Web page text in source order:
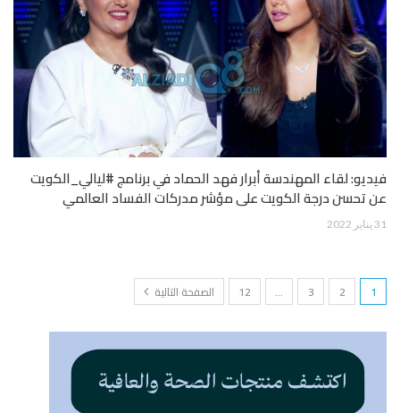
فيديو: لقاء المهندسة أبرار فهد الحماد في برنامج #ليالي_الكويت
عن تحسن درجة الكويت على مؤشر مدركات الفساد العالمي
31 يناير 2022
1
2
3
…
12 الصفحة التالية